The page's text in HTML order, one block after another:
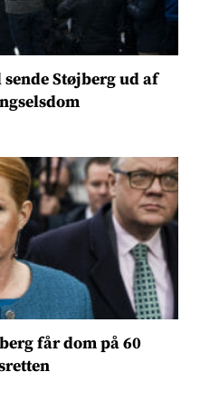
Støjberg ud af
får dom på 60